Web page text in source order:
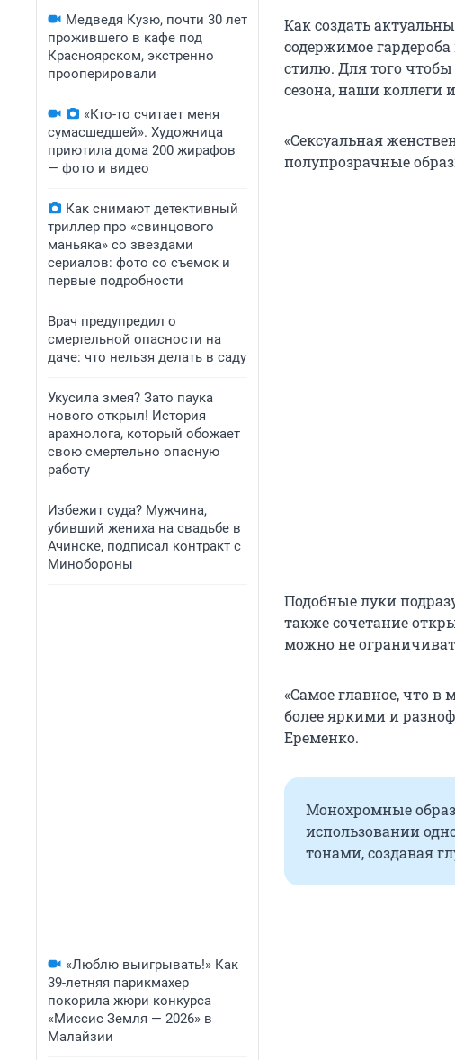
Медведя Кузю, почти 30 лет
прожившего в кафе под
Красноярском, экстренно
прооперировали
«Кто-то считает меня
сумасшедшей». Художница
приютила дома 200 жирафов
— фото и видео
Как снимают детективный
триллер про «свинцового
маньяка» со звездами
сериалов: фото со съемок и
первые подробности
Врач предупредил о
смертельной опасности на
даче: что нельзя делать в саду
Укусила змея? Зато паука
нового открыл! История
арахнолога, который обожает
свою смертельно опасную
работу
Избежит суда? Мужчина,
убивший жениха на свадьбе в
Ачинске, подписал контракт с
Минобороны
«Люблю выигрывать!» Как
39-летняя парикмахер
покорила жюри конкурса
«Миссис Земля — 2026» в
Малайзии
Как создать
содержимое
стилю. Для того
сезона, наши коллеги
«Сексуальная
полупрозрачные
Подобные луки
также сочетание
можно не
«Самое главное, что в
более яркими и
Еременко.
Монохромные
использовании
тонами, создавая